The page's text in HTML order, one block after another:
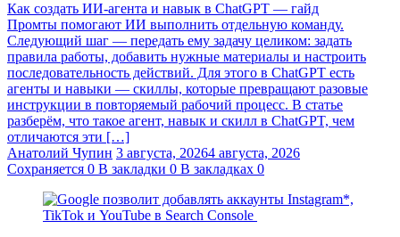
Как создать ИИ-агента и навык в ChatGPT — гайд
Промты помогают ИИ выполнить отдельную команду.
Следующий шаг — передать ему задачу целиком: задать
правила работы, добавить нужные материалы и настроить
последовательность действий. Для этого в ChatGPT есть
агенты и навыки — скиллы, которые превращают разовые
инструкции в повторяемый рабочий процесс. В статье
разберём, что такое агент, навык и скилл в ChatGPT, чем
отличаются эти […]
Анатолий Чупин 3 августа, 20264 августа, 2026
Сохраняется 0 В закладки 0 В закладках 0